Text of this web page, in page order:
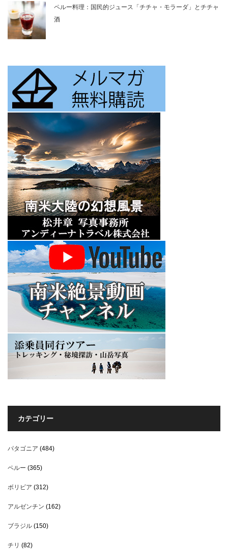
ペルー料理：国民的ジュース「チチャ・モラーダ」とチチャ
酒
カテゴリー
パタゴニア (484)
ペルー (365)
ボリビア (312)
アルゼンチン (162)
ブラジル (150)
チリ (82)